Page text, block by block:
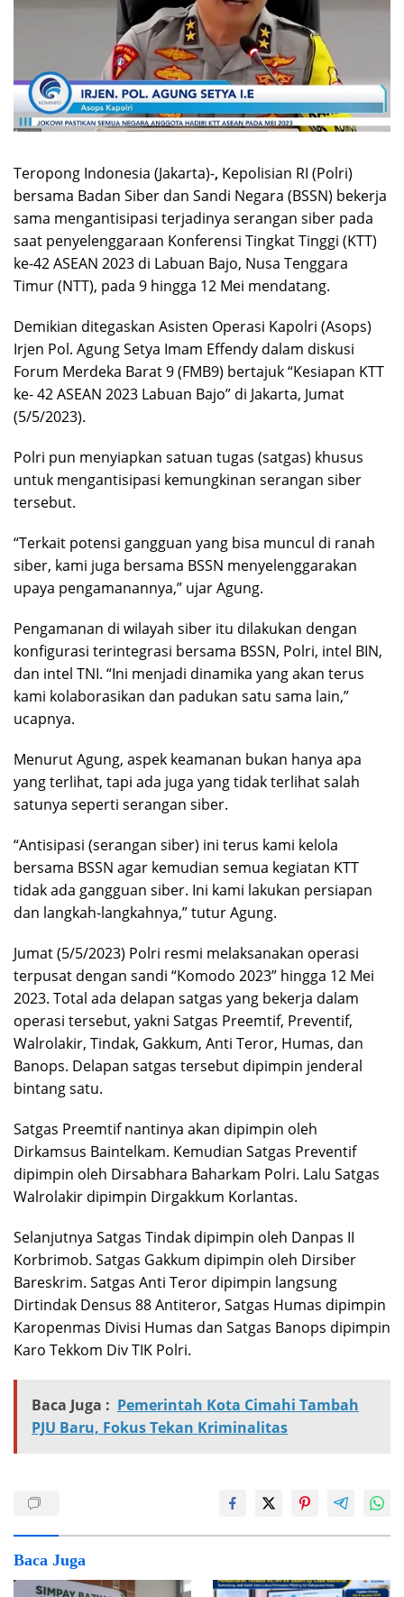
Teropong Indonesia (Jakarta)-, Kepolisian RI (Polri)
bersama Badan Siber dan Sandi Negara (BSSN) bekerja
sama mengantisipasi terjadinya serangan siber pada
saat penyelenggaraan Konferensi Tingkat Tinggi (KTT)
ke-42 ASEAN 2023 di Labuan Bajo, Nusa Tenggara
Timur (NTT), pada 9 hingga 12 Mei mendatang.
Demikian ditegaskan Asisten Operasi Kapolri (Asops)
Irjen Pol. Agung Setya Imam Effendy dalam diskusi
Forum Merdeka Barat 9 (FMB9) bertajuk “Kesiapan KTT
ke- 42 ASEAN 2023 Labuan Bajo” di Jakarta, Jumat
(5/5/2023).
Polri pun menyiapkan satuan tugas (satgas) khusus
untuk mengantisipasi kemungkinan serangan siber
tersebut.
“Terkait potensi gangguan yang bisa muncul di ranah
siber, kami juga bersama BSSN menyelenggarakan
upaya pengamanannya,” ujar Agung.
Pengamanan di wilayah siber itu dilakukan dengan
konfigurasi terintegrasi bersama BSSN, Polri, intel BIN,
dan intel TNI. “Ini menjadi dinamika yang akan terus
kami kolaborasikan dan padukan satu sama lain,”
ucapnya.
Menurut Agung, aspek keamanan bukan hanya apa
yang terlihat, tapi ada juga yang tidak terlihat salah
satunya seperti serangan siber.
“Antisipasi (serangan siber) ini terus kami kelola
bersama BSSN agar kemudian semua kegiatan KTT
tidak ada gangguan siber. Ini kami lakukan persiapan
dan langkah-langkahnya,” tutur Agung.
Jumat (5/5/2023) Polri resmi melaksanakan operasi
terpusat dengan sandi “Komodo 2023” hingga 12 Mei
2023. Total ada delapan satgas yang bekerja dalam
operasi tersebut, yakni Satgas Preemtif, Preventif,
Walrolakir, Tindak, Gakkum, Anti Teror, Humas, dan
Banops. Delapan satgas tersebut dipimpin jenderal
bintang satu.
Satgas Preemtif nantinya akan dipimpin oleh
Dirkamsus Baintelkam. Kemudian Satgas Preventif
dipimpin oleh Dirsabhara Baharkam Polri. Lalu Satgas
Walrolakir dipimpin Dirgakkum Korlantas.
Selanjutnya Satgas Tindak dipimpin oleh Danpas II
Korbrimob. Satgas Gakkum dipimpin oleh Dirsiber
Bareskrim. Satgas Anti Teror dipimpin langsung
Dirtindak Densus 88 Antiteror, Satgas Humas dipimpin
Karopenmas Divisi Humas dan Satgas Banops dipimpin
Karo Tekkom Div TIK Polri.
Baca Juga : Pemerintah Kota Cimahi Tambah
PJU Baru, Fokus Tekan Kriminalitas
Baca Juga